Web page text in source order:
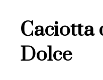
Caciotta
Dolce